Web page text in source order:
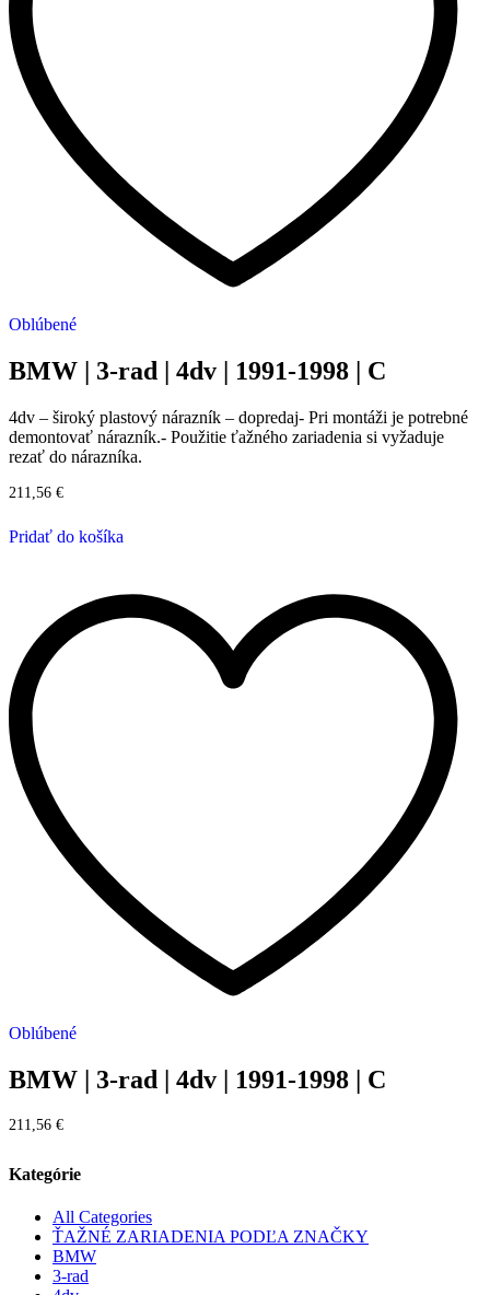
Oblúbené
BMW | 3-rad | 4dv | 1991-1998 | C
4dv – široký plastový nárazník – dopredaj- Pri montáži je potrebné
demontovať nárazník.- Použitie ťažného zariadenia si vyžaduje
rezať do nárazníka.
211,56 €
Pridať do košíka
Oblúbené
BMW | 3-rad | 4dv | 1991-1998 | C
211,56 €
Kategórie
All Categories
ŤAŽNÉ ZARIADENIA PODĽA ZNAČKY
BMW
3-rad